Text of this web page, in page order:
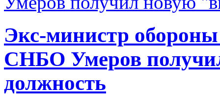
Экс-министр
СНБО Умеров
должность